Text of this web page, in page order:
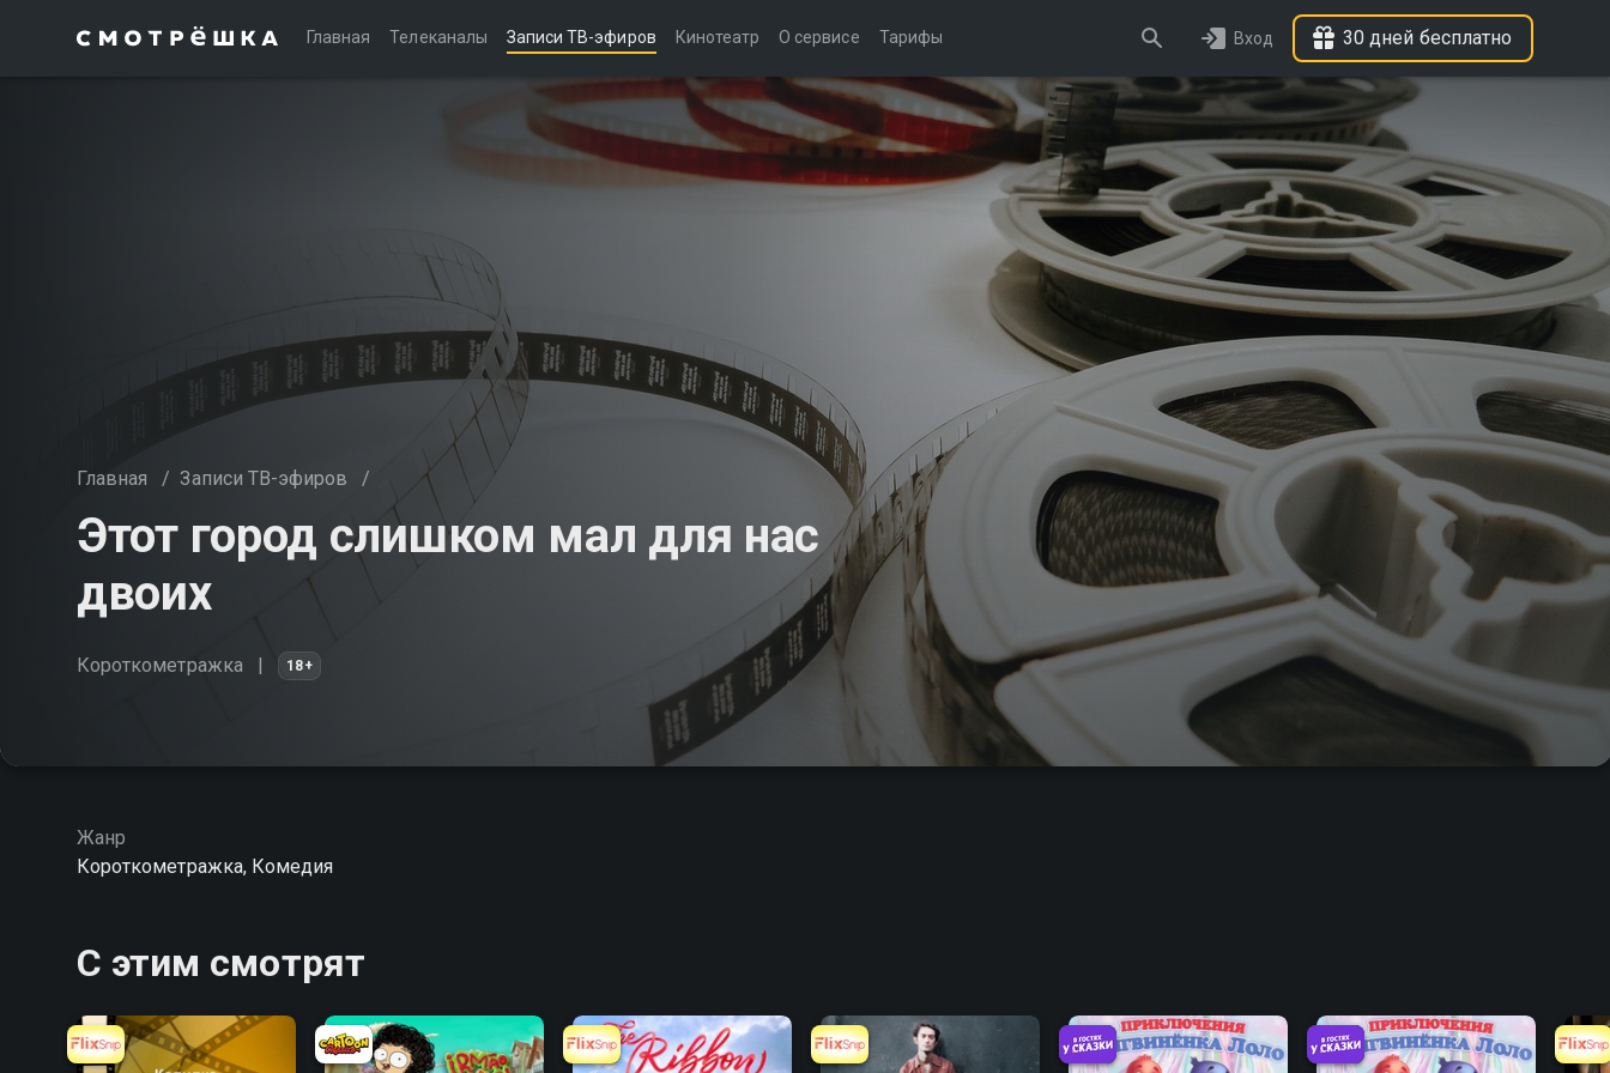
Главная Телеканалы Записи ТВ-эфиров Кинотеатр О сервисе Тарифы Вход 30 дней бесплатно
Главная / Записи ТВ-эфиров /
Этот город слишком мал для нас
двоих
Короткометражка 18+
Жанр
Короткометражка, Комедия
С этим смотрят